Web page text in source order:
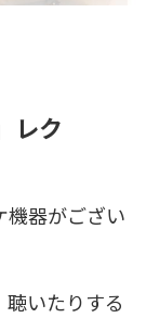
レク
機器がござい
いたりする